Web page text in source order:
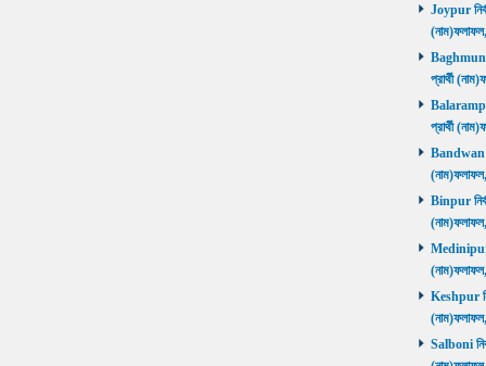
Joypur
প্রার্থী
প্রার্থী
Bandwan
Binpur
Medinipur
Keshpur
Salboni